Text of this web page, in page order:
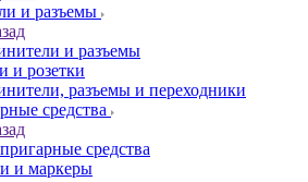
и разъемы
и разъемы
и розетки
разъемы и переходники
средства
средства
и маркеры